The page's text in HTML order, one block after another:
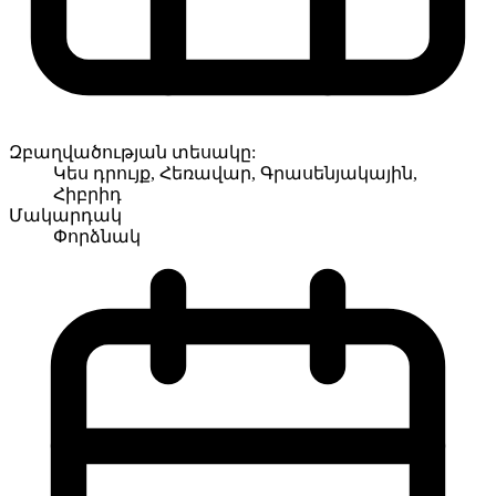
Զբաղվածության տեսակը:
Կես դրույք, Հեռավար, Գրասենյակային,
Հիբրիդ
Մակարդակ
Փորձնակ